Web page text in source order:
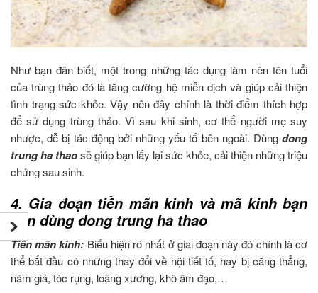
Như bạn đãn biết, một trong những tác dụng làm nên tên tuổi
của trùng thảo đó là tăng cường hệ miễn dịch và giúp cải thiện
tình trạng sức khỏe. Vậy nên đây chính là thời điểm thích hợp
để sử dụng trùng thảo. Vì sau khi sinh, cơ thể người mẹ suy
nhược, dễ bị tác động bởi những yếu tố bên ngoài. Dùng dong
trung ha thaosẽ giúp bạn lấy lại sức khỏe, cải thiện những triệu
chứng sau sinh.
4. Gia đoạn tiền mãn kinh và mã kinh bạn
nên dùng dong trung ha thao
Tiền mãn kinh: Biểu hiện rõ nhất ở giai đoạn này đó chính là cơ
thể bắt đầu có những thay đổi về nội tiết tố, hay bị căng thẳng,
nám giá, tóc rụng, loãng xương, khô âm đạo,…